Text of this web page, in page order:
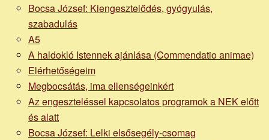
Bocsa József: Kiengesztelődés, gyógyulás,
szabadulás
A5
A haldokló Istennek ajánlása (Commendatio animae)
Elérhetőségeim
Megbocsátás, ima ellenségeinkért
Az engeszteléssel kapcsolatos programok a NEK előtt
és alatt
Bocsa József: Lelki elsősegély-csomag